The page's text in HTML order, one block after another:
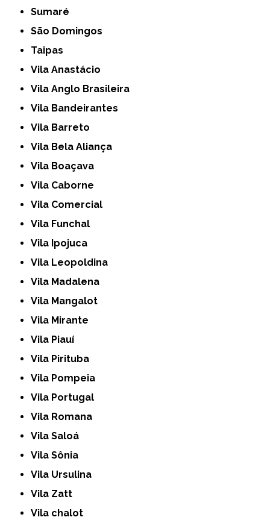
Sumaré
São Domingos
Taipas
Vila Anastácio
Vila Anglo Brasileira
Vila Bandeirantes
Vila Barreto
Vila Bela Aliança
Vila Boaçava
Vila Caborne
Vila Comercial
Vila Funchal
Vila Ipojuca
Vila Leopoldina
Vila Madalena
Vila Mangalot
Vila Mirante
Vila Piauí
Vila Pirituba
Vila Pompeia
Vila Portugal
Vila Romana
Vila Saloá
Vila Sônia
Vila Ursulina
Vila Zatt
Vila chalot